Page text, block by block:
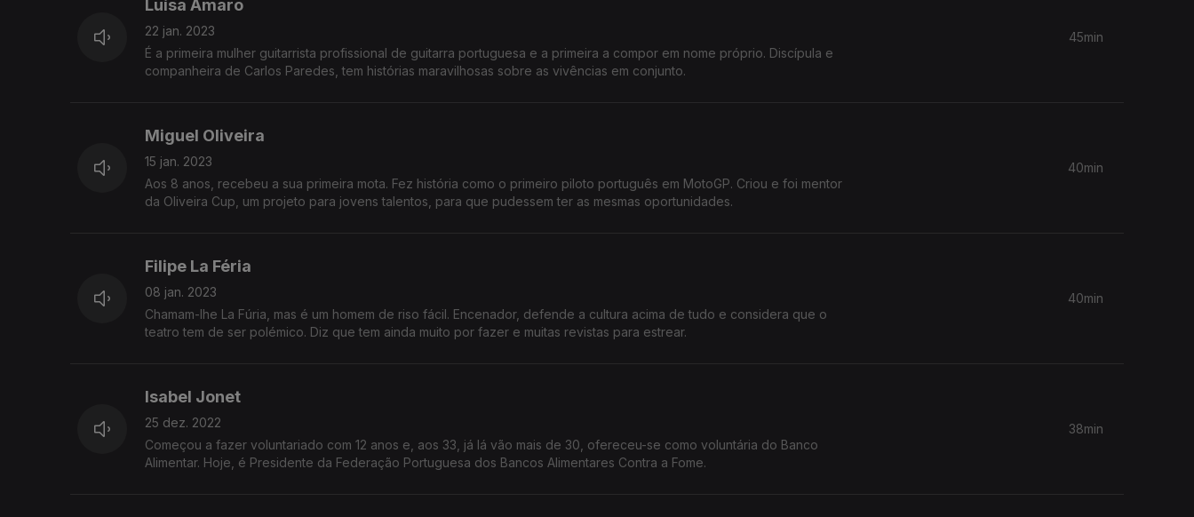
Luísa Amaro
22 jan. 2023
É a primeira mulher guitarrista profissional de guitarra portuguesa e a primeira a compor em nome próprio. Discípula e
companheira de Carlos Paredes, tem histórias maravilhosas sobre as vivências em conjunto.
45min
Miguel Oliveira
15 jan. 2023
Aos 8 anos, recebeu a sua primeira mota. Fez história como o primeiro piloto português em MotoGP. Criou e foi mentor
da Oliveira Cup, um projeto para jovens talentos, para que pudessem ter as mesmas oportunidades.
40min
Filipe La Féria
08 jan. 2023
Chamam-lhe La Fúria, mas é um homem de riso fácil. Encenador, defende a cultura acima de tudo e considera que o
teatro tem de ser polémico. Diz que tem ainda muito por fazer e muitas revistas para estrear.
40min
Isabel Jonet
25 dez. 2022
Começou a fazer voluntariado com 12 anos e, aos 33, já lá vão mais de 30, ofereceu-se como voluntária do Banco
Alimentar. Hoje, é Presidente da Federação Portuguesa dos Bancos Alimentares Contra a Fome.
38min